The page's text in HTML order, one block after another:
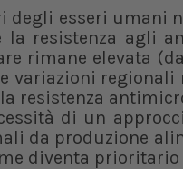
esseri umani
la resistenza agli
rimane elevata
variazioni regionali
resistenza
di un
da produzione
diventa